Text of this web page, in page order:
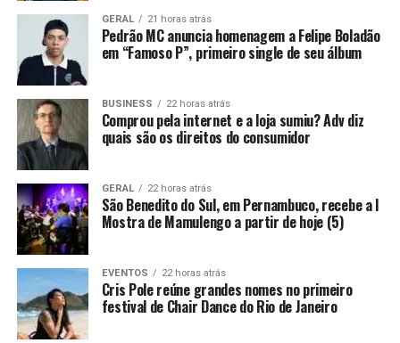
GERAL 21 horas atrás
Pedrão MC anuncia homenagem a Felipe Boladão
em “Famoso P”, primeiro single de seu álbum
BUSINESS 22 horas atrás
Comprou pela internet e a loja sumiu? Adv diz
quais são os direitos do consumidor
GERAL 22 horas atrás
São Benedito do Sul, em Pernambuco, recebe a I
Mostra de Mamulengo a partir de hoje (5)
EVENTOS 22 horas atrás
Cris Pole reúne grandes nomes no primeiro
festival de Chair Dance do Rio de Janeiro